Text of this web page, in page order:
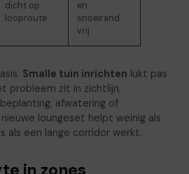
dicht op
looproute
en
snoeirand
vrij
Smalle tuin inrichten lukt pas
probleem zit in zichtlijn,
afwatering of
loungeset helpt weinig als
als een lange corridor werkt.
in zones